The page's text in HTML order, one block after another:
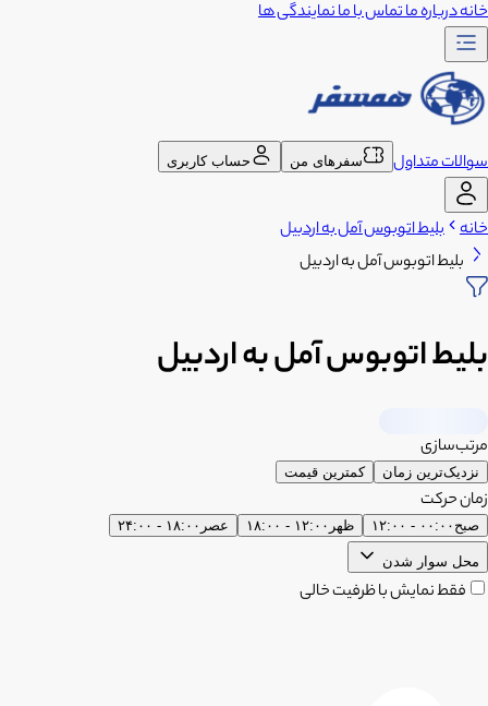
خانهدرباره ماتماس با مانمایندگی ها
سوالات متداول سفرهای من حساب کاربری
خانه بلیط اتوبوس آمل به اردبیل
بلیط اتوبوس آمل به اردبیل
بلیط اتوبوس آمل به اردبیل
مرتب‌سازی
نزدیک‌ترین زمان کمترین قیمت
زمان حرکت
صبح ۰۰:۰۰ - ۱۲:۰۰ ظهر ۱۲:۰۰ - ۱۸:۰۰ عصر ۱۸:۰۰ - ۲۴:۰۰
محل سوار شدن
فقط نمایش با ظرفیت خالی